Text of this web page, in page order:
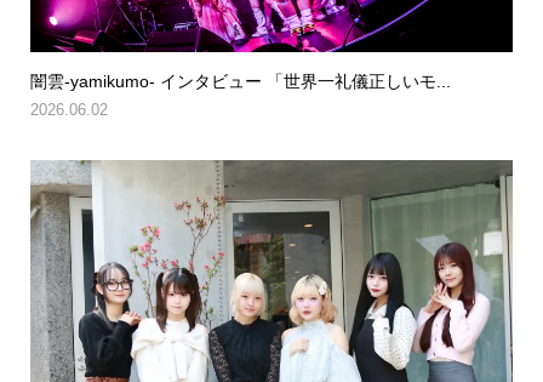
闇雲-yamikumo- インタビュー 「世界一礼儀正しいモ...
2026.06.02